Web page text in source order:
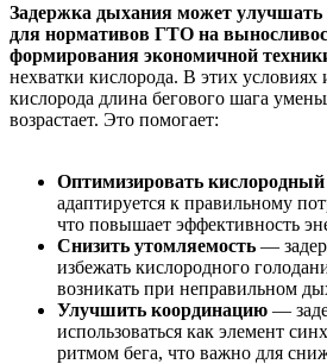
Задержка дыхания может улучшать
для нормативов ГТО на
формирования экономичной
нехватки кислорода. В этих условиях
кислорода длина бегового шага
возрастает. Это помогает:
Оптимизировать
адаптируется к правильному
что повышает эффективность
Снизить утомляемость —
избежать кислородного
возникать при неправильном
Улучшить координацию —
использоваться как элемент
ритмом бега, что важно для